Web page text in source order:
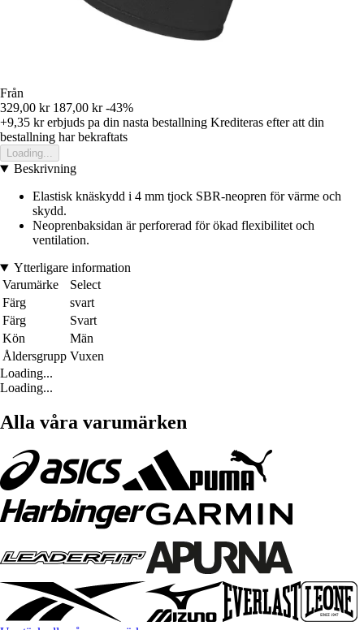
Från
329,00 kr 187,00 kr -43%
+9,35 krerbjuds pa din nasta bestallning Krediteras efter att din
bestallning har bekraftats
Loading...
Beskrivning
Elastisk knäskydd i 4 mm tjock SBR-neopren för värme och
skydd.
Neoprenbaksidan är perforerad för ökad flexibilitet och
ventilation.
Ytterligare information
Varumärke
Select
Färg
svart
Färg
Svart
Kön
Män
Åldersgrupp Vuxen
Loading...
Loading...
Alla våra varumärken